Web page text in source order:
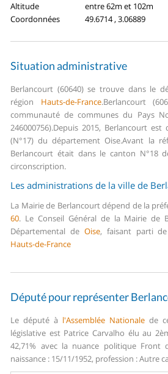
Altitude
entre 62m et 102m
Coordonnées
49.6714 , 3.06889
Situation administrative
Berlancourt (60640) se trouve dans le
région Hauts-de-France.Berlancourt
communauté de communes du Pays
246000756).Depuis 2015, Berlancourt
(N°17) du département Oise.Avant la
Berlancourt était dans le canton N°18
circonscription.
Les administrations de la ville de
La Mairie de Berlancourt dépend de la
60. Le Conseil Général de la Mairie de
Départemental de Oise, faisant parti
Hauts-de-France
Député pour représenter
Le député à l'Assemblée Nationale de
législative est Patrice Carvalho élu au
42,71% avec la nuance politique Front
naissance : 15/11/1952, profession : Autre